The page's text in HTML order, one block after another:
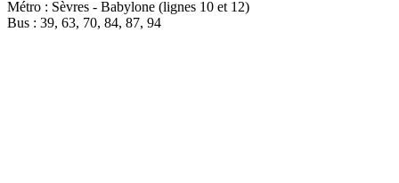
Métro : Sèvres - Babylone (lignes 10 et 12)
Bus : 39, 63, 70, 84, 87, 94